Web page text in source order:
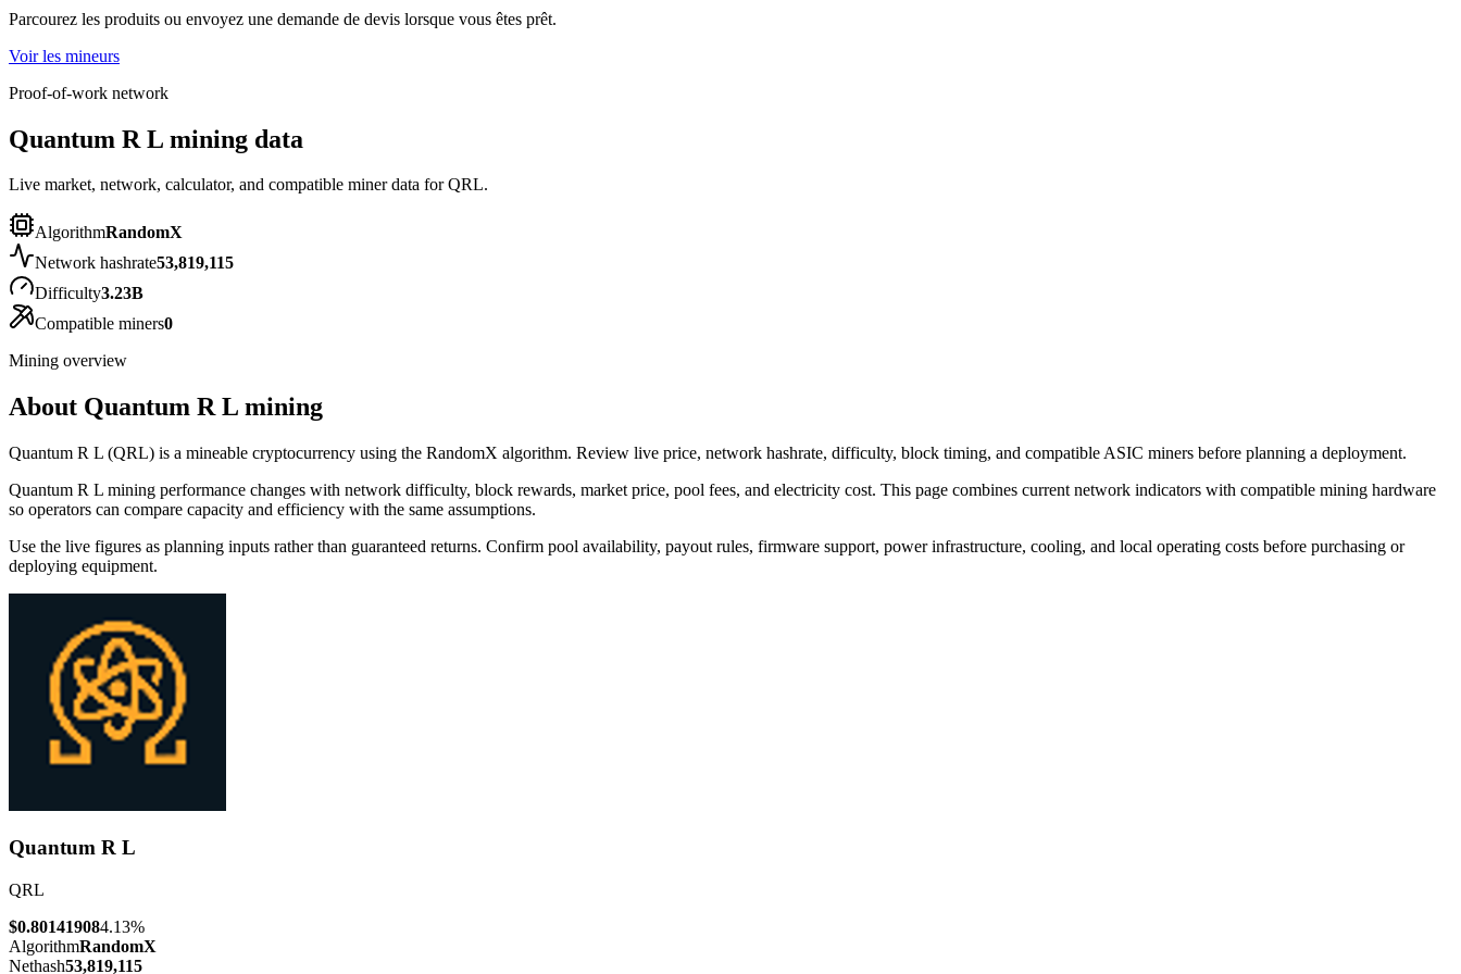
Parcourez les produits ou envoyez une demande de devis lorsque vous êtes prêt.
Voir les mineurs
Proof-of-work network
Quantum R L mining data
Live market, network, calculator, and compatible miner data for QRL.
AlgorithmRandomX
Network hashrate53,819,115
Difficulty3.23B
Compatible miners0
Mining overview
About Quantum R L mining
Quantum R L (QRL) is a mineable cryptocurrency using the RandomX algorithm. Review live price, network hashrate, difficulty, block timing, and compatible ASIC miners before planning a deployment.
Quantum R L mining performance changes with network difficulty, block rewards, market price, pool fees, and electricity cost. This page combines current network indicators with compatible mining hardware
so operators can compare capacity and efficiency with the same assumptions.
Use the live figures as planning inputs rather than guaranteed returns. Confirm pool availability, payout rules, firmware support, power infrastructure, cooling, and local operating costs before purchasing or
deploying equipment.
Quantum R L
QRL
$0.801419084.13%
AlgorithmRandomX
Nethash53,819,115